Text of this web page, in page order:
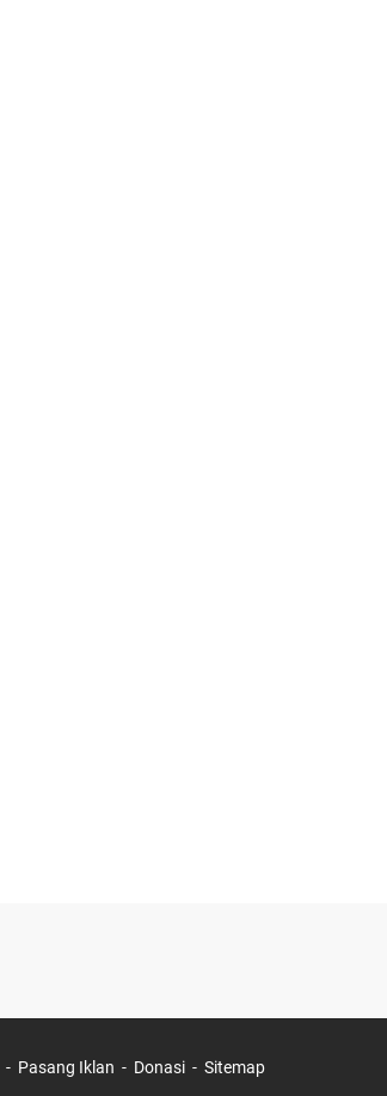
Pasang Iklan Donasi Sitemap